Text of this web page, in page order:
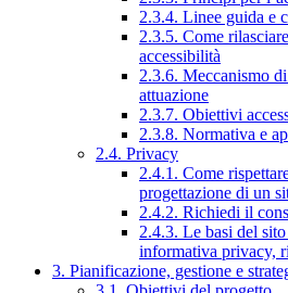
2.3.4. Linee guida e
2.3.5. Come
accessibilità
2.3.6. Meccanismo
attuazione
2.3.7. Obiettivi
2.3.8. Normativa e
2.4. Privacy
2.4.1. Come
progettazione di un
2.4.2. Richiedi il
2.4.3. Le basi del
informativa privacy,
3. Pianificazione, gestione e